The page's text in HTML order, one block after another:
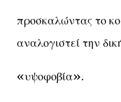
προσκαλώντας το
αναλογιστεί την
«υψοφοβία».